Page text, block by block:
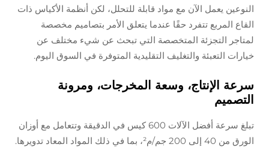
النوعين يعمل الآن مع مواد قابلة للتحلل، لكن أنظمة الأكياس ذات
القاع المربع تتفرد حقًا عندما يتعلق الأمر بتصاميم مخصصة
لمتاجر التجزئة المتخصصة التي تبحث عن شيء مختلف عن
خيارات التعبئة والتغليف التقليدية المتوفرة في السوق اليوم.
سرعة الإنتاج، وسعة المخرجات، ومرونة
التصميم
تبلغ سرعة أفضل الآلات 600 كيس في الدقيقة وتتعامل مع أوزان
الورق من 40 إلى 200 جم/م²، بما في ذلك المواد المعاد تدويرها.